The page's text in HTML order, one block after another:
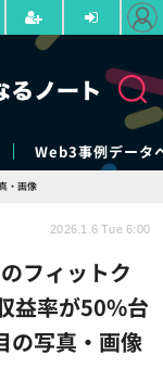
Web3事例データ
・画像
フィットク
益率が50%台
の写真・画像
2026.1.6 Tue 6:00